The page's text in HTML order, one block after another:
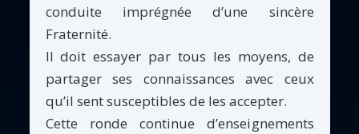
conduite imprégnée d’une sincère
Fraternité.
Il doit essayer par tous les moyens, de
partager ses connaissances avec ceux
qu’il sent susceptibles de les accepter.
Cette ronde continue d’enseignements